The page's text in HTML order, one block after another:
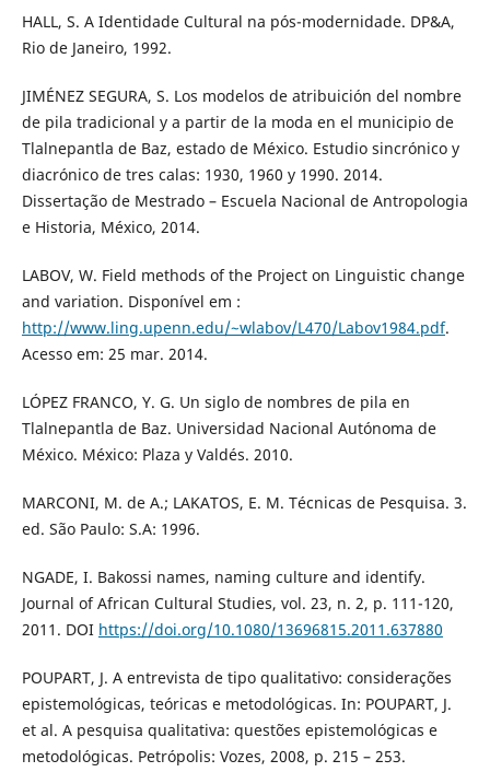
HALL, S. A Identidade Cultural na pós-modernidade. DP&A,
Rio de Janeiro, 1992.
JIMÉNEZ SEGURA, S. Los modelos de atribuición del nombre
de pila tradicional y a partir de la moda en el municipio de
Tlalnepantla de Baz, estado de México. Estudio sincrónico y
diacrónico de tres calas: 1930, 1960 y 1990. 2014.
Dissertação de Mestrado – Escuela Nacional de Antropologia
e Historia, México, 2014.
LABOV, W. Field methods of the Project on Linguistic change
and variation. Disponível em :
http://www.ling.upenn.edu/~wlabov/L470/Labov1984.pdf.
Acesso em: 25 mar. 2014.
LÓPEZ FRANCO, Y. G. Un siglo de nombres de pila en
Tlalnepantla de Baz. Universidad Nacional Autónoma de
México. México: Plaza y Valdés. 2010.
MARCONI, M. de A.; LAKATOS, E. M. Técnicas de Pesquisa. 3.
ed. São Paulo: S.A: 1996.
NGADE, I. Bakossi names, naming culture and identify.
Journal of African Cultural Studies, vol. 23, n. 2, p. 111-120,
2011. DOI https://doi.org/10.1080/13696815.2011.637880
POUPART, J. A entrevista de tipo qualitativo: considerações
epistemológicas, teóricas e metodológicas. In: POUPART, J.
et al. A pesquisa qualitativa: questões epistemológicas e
metodológicas. Petrópolis: Vozes, 2008, p. 215 – 253.